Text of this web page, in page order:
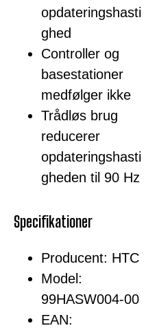
opdateringshasti
ghed
Controller og
basestationer
medfølger ikke
Trådløs brug
reducerer
opdateringshasti
gheden til 90 Hz
Specifikationer
Producent: HTC
Model:
99HASW004-00
EAN: